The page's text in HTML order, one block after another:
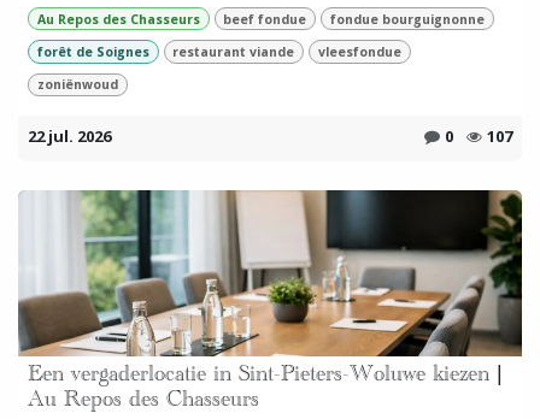
Au Repos des Chasseurs beef fondue
fondue bourguignonne
forêt de Soignes
restaurant viande
vleesfondue
zoniënwoud
22 jul. 2026 0 107
Een vergaderlocatie in Sint-Pieters-Woluwe kiezen |
Au Repos des Chasseurs